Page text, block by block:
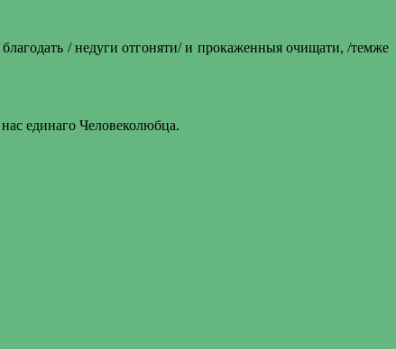
/ недуги отгоняти/ и прокаженныя очищати, /темже
единаго Человеколюбца.